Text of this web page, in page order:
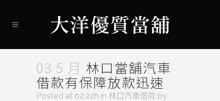
03 5 月 林口當舖汽車
借款有保障放款迅速
Posted at 02:22h in 林口汽車借款 by